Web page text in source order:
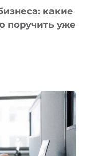
какие
поручить уже